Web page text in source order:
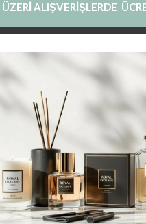
ALIŞVERİŞLERDE
PRIVATE LABEL